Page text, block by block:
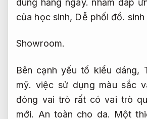
dùng hằng ngày. nhằm đáp
của học sinh, Dễ phối đồ. sinh
Showroom.
Bên cạnh yếu tố kiểu dáng,
mỹ. việc sử dụng màu sắc
đóng vai trò rất có vai trò
mới. An toàn cho da. Một